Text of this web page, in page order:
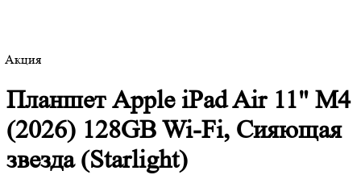
Акция
Планшет Apple iPad Air 11" M4
(2026) 128GB Wi-Fi, Сияющая
звезда (Starlight)